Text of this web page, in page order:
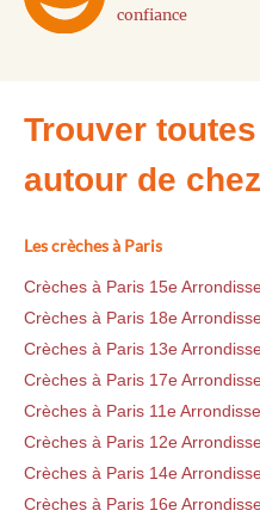
confiance
Trouver
autour de
Les crèches à Paris
Crèches à Paris 15e
Crèches à Paris 18e
Crèches à Paris 13e
Crèches à Paris 17e
Crèches à Paris 11e
Crèches à Paris 12e
Crèches à Paris 14e
Crèches à Paris 16e